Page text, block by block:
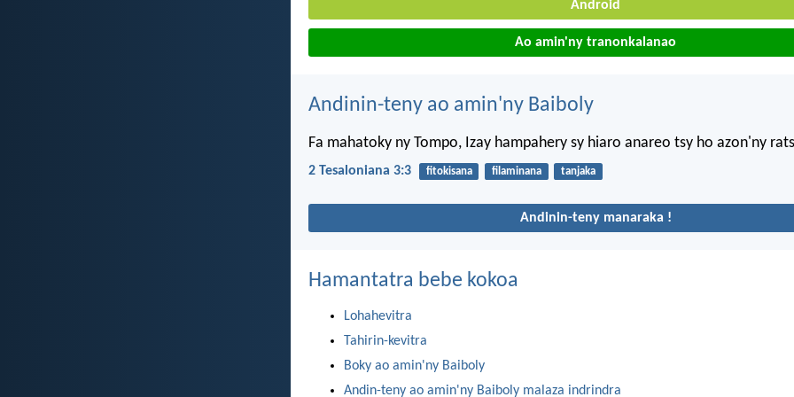
Android
Ao amin'ny tranonkalanao
Andinin-teny ao amin'ny Baiboly
Fa mahatoky ny Tompo, Izay hampahery sy hiaro anareo tsy ho azon'ny
2 Tesaloniana 3:3 fitokisana filaminana tanjaka
Andinin-teny manaraka !
Hamantatra bebe kokoa
Lohahevitra
Tahirin-kevitra
Boky ao amin'ny Baiboly
Andin-teny ao amin'ny Baiboly malaza indrindra